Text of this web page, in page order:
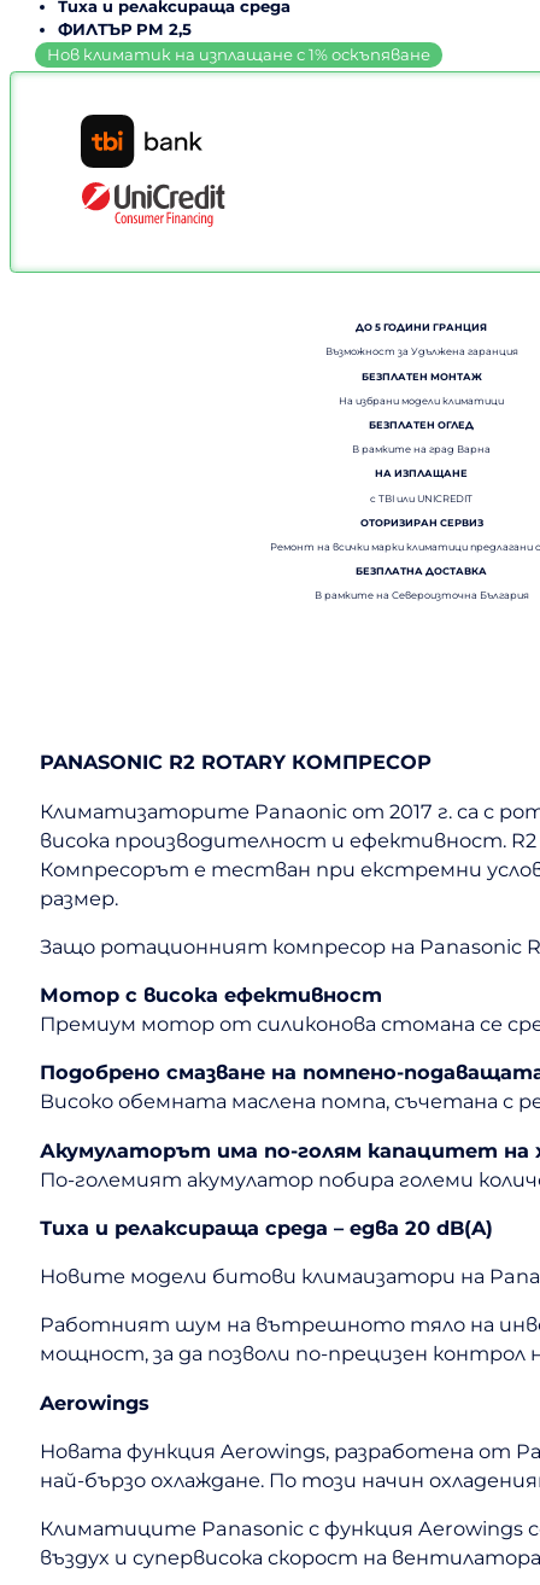
Тиха и релаксираща среда
ФИЛТЪР PM 2,5
ДО 5 ГОДИНИ ГРАНЦИЯ
Възможност за Удължена гаранция
БЕЗПЛАТЕН МОНТАЖ
На избрани модели климатици
БЕЗПЛАТЕН ОГЛЕД
В рамките на град Варна
НА ИЗПЛАЩАНЕ
с TBI или UNICREDIT
ОТОРИЗИРАН СЕРВИЗ
Ремонт на всички марки климатици предлагани
БЕЗПЛАТНА ДОСТАВКА
В рамките на Североизточна България
PANASONIC R2 ROTARY КОМПРЕСОР
Климатизаторите Panaonic от 2017 г. са с
висока производителност и ефективност.
Компресорът е тестван при екстремни
размер.
Защо ротационният компресор на Panasonic
Мотор с висока ефективност
Премиум мотор от силиконова стомана се
Подобрено смазване на помпено-
Високо обемната маслена помпа, съчетана с
Акумулаторът има по-голям капацитет на
По-големият акумулатор побира големи
Тиха и релаксираща среда – едва 20 dB(A)
Новите модели битови климаизатори на
Работният шум на вътрешното тяло на
мощност, за да позволи по-прецизен
Aerowings
Новата функция Aerowings, разработена от
най-бързо охлаждане. По този начин
Климатиците Panasonic с функция Aerowings
въздух и супервисока скорост на